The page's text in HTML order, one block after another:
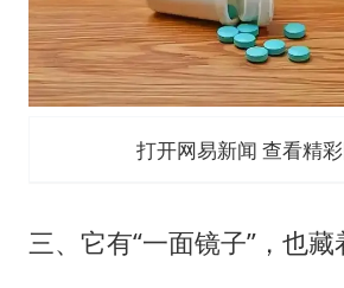
打开网易新闻 查看精
三、它有“一面镜子”，也藏